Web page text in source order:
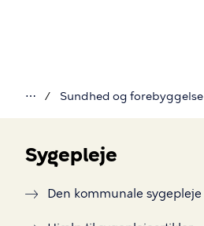
her
⋯ Sundhed og forebyggelse
Sygepleje
Sygepleje
Den kommunale sygepleje